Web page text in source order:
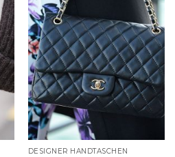
DESIGNER HANDTASCHEN